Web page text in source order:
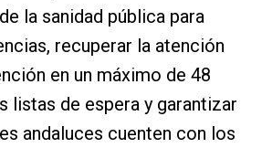
la sanidad pública para
recuperar la atención
en un máximo de 48
listas de espera y garantizar
andaluces cuenten con los